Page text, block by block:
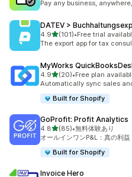
Pay any business,
DATEV >
4.95つ星中
(101)
合計レビュー数：101件
•Free trial
The export app for tax
MyWorks
4.95つ星中
(20)
合計レビュー数：20件
•Free plan
Automatically sync sales
Built for Shopify
GoProfit: Profit Analytics
4.85つ星中
(85)
合計レビュー数：85件
•無料体験あり
オールインワンP&L：真の利
Built for Shopify
Invoice Hero